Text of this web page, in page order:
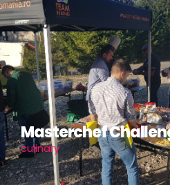
Masterchef
culinary